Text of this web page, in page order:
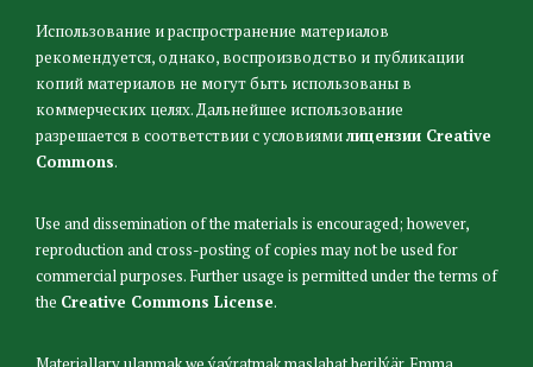
Использование и распространение материалов
рекомендуется, однако, воспроизводство и публикации
копий материалов не могут быть использованы в
коммерческих целях. Дальнейшее использование
разрешается в соответствии с условиямилицензии Creative
Commons.
Use and dissemination of the materials is encouraged; however,
reproduction and cross-posting of copies may not be used for
commercial purposes. Further usage is permitted under the terms of
the Creative Commons License.